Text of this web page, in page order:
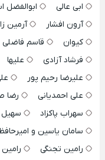
ابی عالی
ابوالفضل
آرون افشار
آرمین
کیوان
قاسم فاضلی
فرشاد آزادی
علیها
علیرضا رحیم پور
علی احمدیانی
رضا
سهراب پاکزاد
سهیل
سامان یاسین و
رامین تجنگی